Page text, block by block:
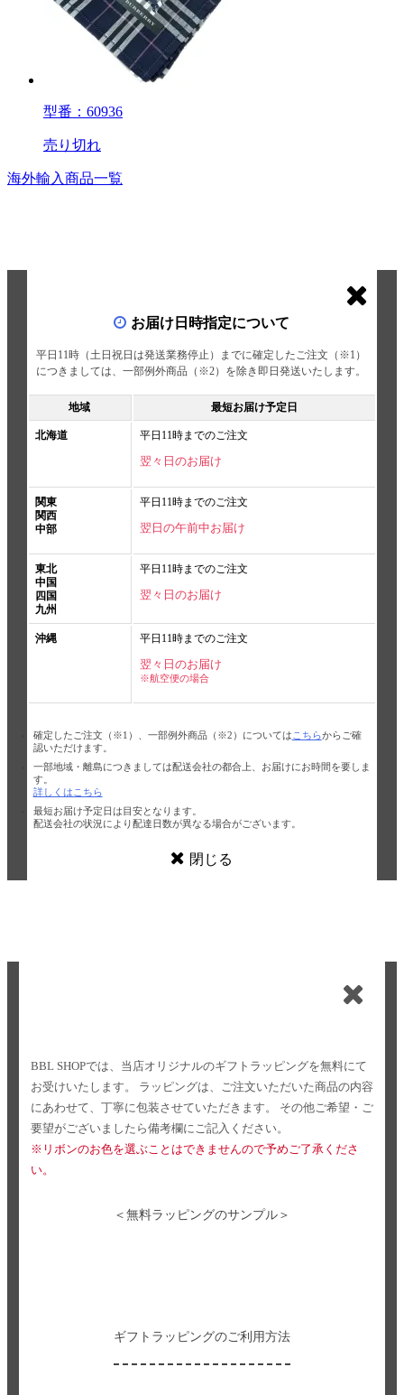
型番：60936
売り切れ
海外輸入商品一覧
お届け日時指定について
平日11時（土日祝日は発送業務停止）までに確定したご注文（※1）
につきましては、一部例外商品（※2）を除き即日発送いたします。
地域 最短お届け予定日
北海道 平日11時までのご注文
翌々日のお届け
関東
関西
中部
平日11時までのご注文
翌日の午前中お届け
東北
中国
四国
九州
平日11時までのご注文
翌々日のお届け
沖縄 平日11時までのご注文
翌々日のお届け
※航空便の場合
確定したご注文（※1）、一部例外商品（※2）については こちらからご確
認いただけます。
一部地域・離島につきましては配送会社の都合上、お届けにお時間を要しま
す。
詳しくはこちら
最短お届け予定日は目安となります。
配送会社の状況により配達日数が異なる場合がございます。
閉じる
BBL SHOPでは、当店オリジナルのギフトラッピングを無料にて
お受けいたします。
ラッピングは、ご注文いただいた商品の内容
にあわせて、丁寧に包装させていただきます。
その他ご希望・ご
要望がございましたら備考欄にご記入ください。
※リボンのお色を選ぶことはできませんので予めご了承くださ
い。
＜無料ラッピングのサンプル＞
ギフトラッピングのご利用方法